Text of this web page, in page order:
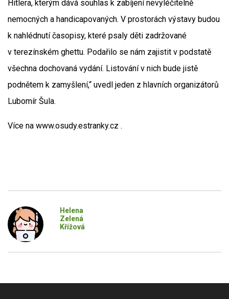
Hitlera, kterým dává souhlas k zabíjení nevyléčitelně
nemocných a handicapovaných. V prostorách výstavy budou
k nahlédnutí časopisy, které psaly děti zadržované
v terezínském ghettu. Podařilo se nám zajistit v podstatě
všechna dochovaná vydání. Listování v nich bude jistě
podnětem k zamyšlení,“ uvedl jeden z hlavních organizátorů
Lubomír Šula.
Více na www.osudy.estranky.cz .
Helena
Zelená
Křížová